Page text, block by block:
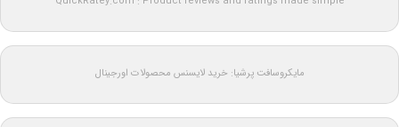
مایکروسافت پرشیا: خرید لایسنس محصولات اورجینال